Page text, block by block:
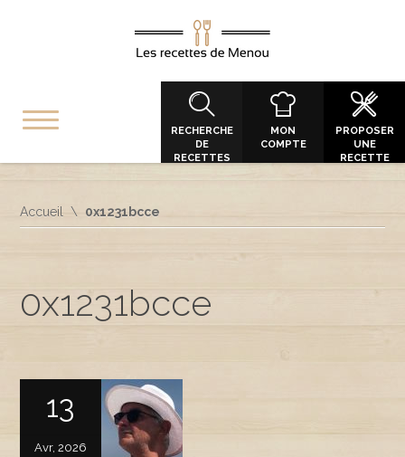
RECHERCHE
DE
RECETTES
MON
COMPTE
PROPOSER
UNE
RECETTE
Accueil 0x1231bcce
0x1231bcce
13
Avr, 2026